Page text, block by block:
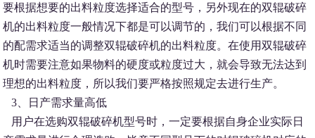
要根据想要的出料粒度选择适合的型号，另外现在的双辊破碎
机的出料粒度一般情况下都是可以调节的，我们可以根据不同
的配需求适当的调整双辊破碎机的出料粒度。在使用双辊破碎
机时需要注意如果物料的硬度或粒度过大，就会导致无法达到
理想的出料粒度，所以我们要严格按照规定去进行生产。
3、日产需求量高低
用户在选购双辊破碎机型号时，一定要根据自身企业实际日